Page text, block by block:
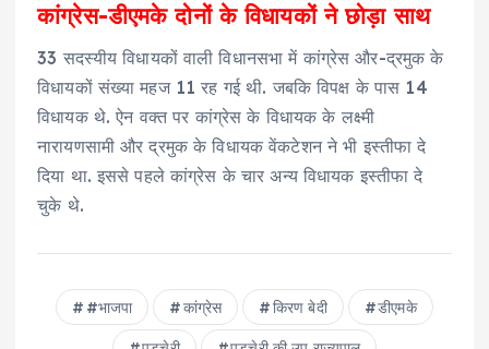
कांग्रेस-डीएमके दोनों के विधायकों ने छोड़ा साथ
33 सदस्यीय विधायकों वाली विधानसभा में कांग्रेस और-द्रमुक के
विधायकों संख्या महज 11 रह गई थी. जबकि विपक्ष के पास 14
विधायक थे. ऐन वक्त पर कांग्रेस के विधायक के लक्ष्मी
नारायणसामी और द्रमुक के विधायक वेंकटेशन ने भी इस्तीफा दे
दिया था. इससे पहले कांग्रेस के चार अन्य विधायक इस्तीफा दे
चुके थे.
#भाजपा कांग्रेस क‍िरण बेदी डीएमके